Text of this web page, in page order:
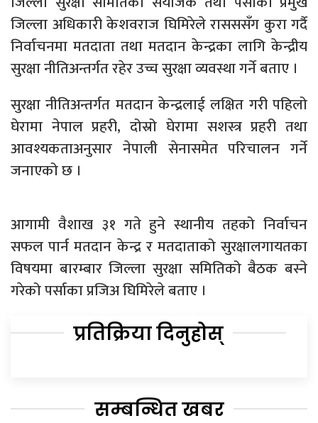
जिल्ला अधिकारी केशवराज घिमिरेले रासससँग कुरा गर्दै
निर्वाचनमा मतदाता तथा मतदान केन्द्रका लागि केन्द्रीय
सुरक्षा नीतिअन्तर्गत रहेर उच्च सुरक्षा व्यवस्था गर्ने बताए ।
सुरक्षा नीतिअन्तर्गत मतदान केन्द्रलाई लक्षित गरी पहिलो
घेरामा नेपाल प्रहरी, दोस्रो घेरामा सशस्त्र प्रहरी तथा
आवश्यकताअनुसार नेपाली सेनासमेत परिचालन गर्ने
जनाएको छ ।
आगामी वैशाख ३१ गते हुने स्थानीय तहको निर्वाचन
सफल पार्न मतदान केन्द्र र मतदाताको सुरक्षालगायतका
विषयमा बारम्बार जिल्ला सुरक्षा समितिको बैठक बस्ने
गरेको पर्साका प्रजिअ घिमिरेले बताए ।
प्रतिक्रिया दिनुहोस्
सम्बन्धित खबर